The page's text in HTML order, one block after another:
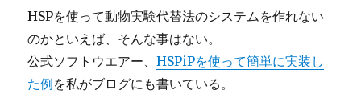
HSPを使って動物実験代替法のシステムを作れない
のかといえば、そんな事はない。
公式ソフトウエアー、HSPiPを使って簡単に実装し
た例を私がブログにも書いている。